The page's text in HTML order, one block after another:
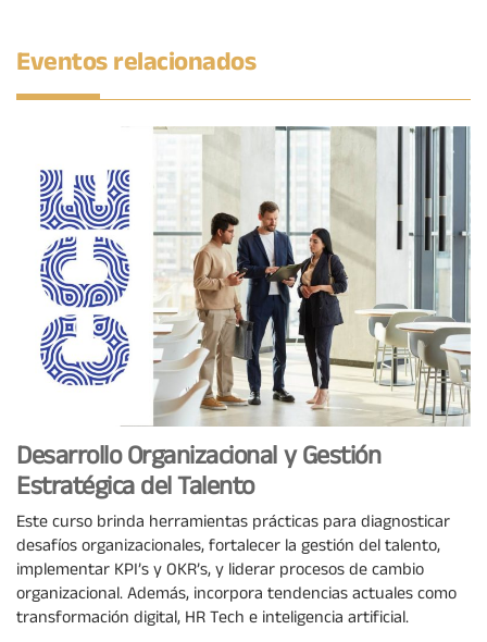
Eventos relacionados
Desarrollo Organizacional y Gestión
Estratégica del Talento
Este curso brinda herramientas prácticas para diagnosticar
desafíos organizacionales, fortalecer la gestión del talento,
implementar KPI’s y OKR’s, y liderar procesos de cambio
organizacional. Además, incorpora tendencias actuales como
transformación digital, HR Tech e inteligencia artificial.